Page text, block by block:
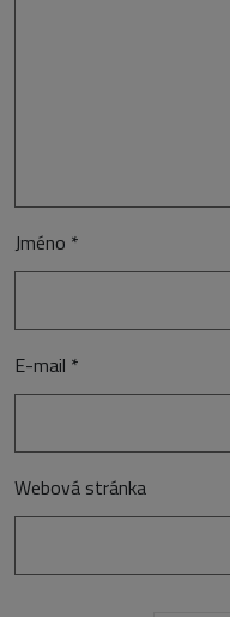
Jméno *
E-mail *
Webová stránka